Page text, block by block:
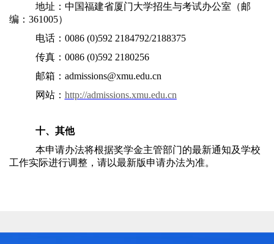
地址：中国福建省厦门大学招生与考试办公室（邮
编：361005）
电话：0086 (0)592 2184792/2188375
传真：0086 (0)592 2180256
邮箱：admissions@xmu.edu.cn
网站： http://admissions.xmu.edu.cn
十、其他
本申请办法将根据奖学金主管部门的最新通知及学校
工作实际进行调整，请以最新版申请办法为准。